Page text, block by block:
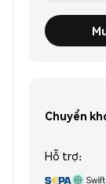
Chuyển
Hỗ trợ: